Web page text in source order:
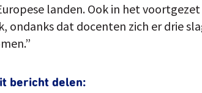
landen. Ook in het
ondanks dat docenten zich er drie
bericht delen: